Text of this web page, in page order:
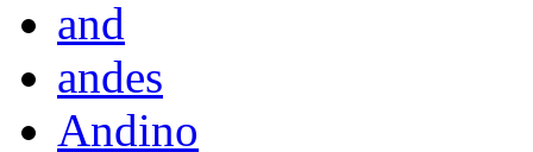
and
andes
Andino